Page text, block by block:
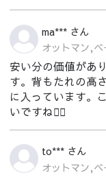
ma*** さん
オットマン,ベ
安い分の価値があ
す。背もたれの高
に入っています。
いですね👍🏻
to*** さん
オットマン,ベ